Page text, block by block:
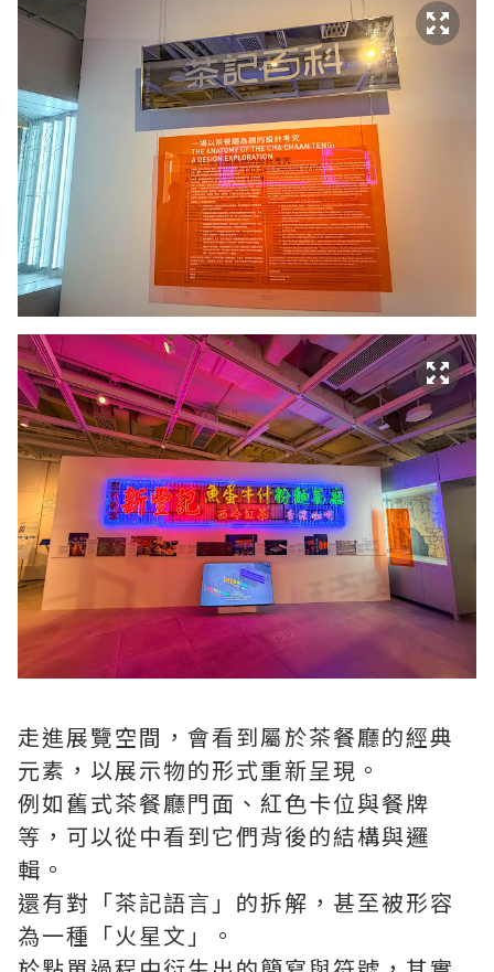
走進展覽空間，會看到屬於茶餐廳的經典
元素，以展示物的形式重新呈現。
例如舊式茶餐廳門面、紅色卡位與餐牌
等，可以從中看到它們背後的結構與邏
輯。
還有對「茶記語言」的拆解，甚至被形容
為一種「火星文」。